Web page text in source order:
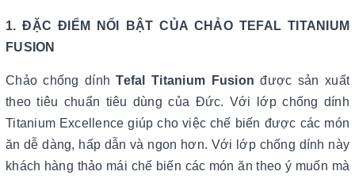
1. ĐẶC ĐIỂM NỔI BẬT CỦA CHẢO TEFAL TITANIUM
FUSION
Chảo chống dínhTefal Titanium Fusion được sản xuất
theo tiêu chuẩn tiêu dùng của Đức. Với lớp chống dính
Titanium Excellence giúp cho việc chế biến được các món
ăn dễ dàng, hấp dẫn và ngon hơn. Với lớp chống dính này
khách hàng thảo mái chế biến các món ăn theo ý muốn mà